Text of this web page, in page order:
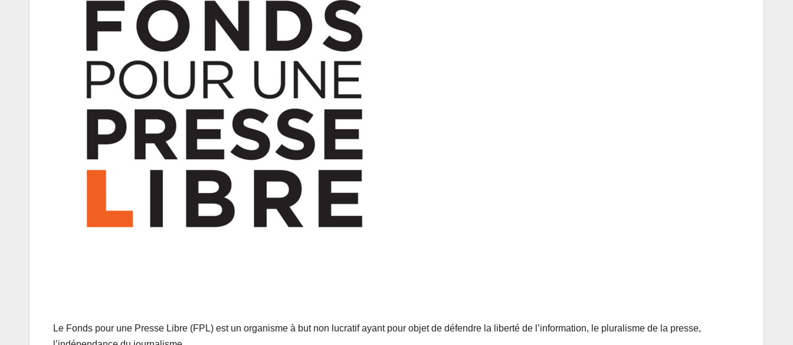
Le Fonds pour une Presse Libre (FPL) est un organisme à but non lucratif ayant pour objet de défendre la liberté de l’information, le pluralisme de la presse,